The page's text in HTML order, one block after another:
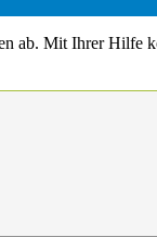
ab. Mit Ihrer Hilfe